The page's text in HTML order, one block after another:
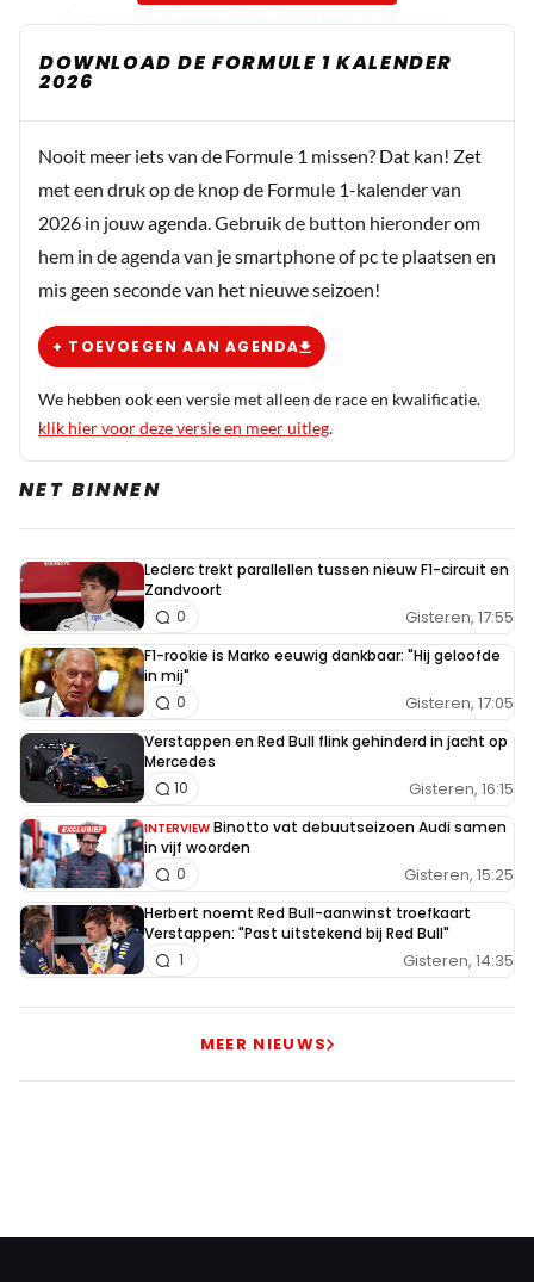
mag hij trots op zijn!
RubySander
Meepraten? Dat kan! Je hoeft je alleen maar aan te
melden met een RN365-account.
INLOGGEN AANMELDEN
DOWNLOAD DE FORMULE 1 KALENDER
2026
Nooit meer iets van de Formule 1 missen? Dat kan! Zet
met een druk op de knop de Formule 1-kalender van
2026 in jouw agenda. Gebruik de button hieronder om
hem in de agenda van je smartphone of pc te plaatsen en
mis geen seconde van het nieuwe seizoen!
+ TOEVOEGEN AAN AGENDA
We hebben ook een versie met alleen de race en kwalificatie.
klik hier voor deze versie en meer uitleg.
NET BINNEN
Leclerc trekt parallellen tussen nieuw F1-circuit en
Zandvoort
Gisteren, 17:55
0
F1-rookie is Marko eeuwig dankbaar: "Hij geloofde
in mij"
Gisteren, 17:05
0
Verstappen en Red Bull flink gehinderd in jacht op
Mercedes
Gisteren, 16:15
10
INTERVIEW Binotto vat debuutseizoen Audi samen
in vijf woorden
Gisteren, 15:25
0
Herbert noemt Red Bull-aanwinst troefkaart
Verstappen: "Past uitstekend bij Red Bull"
Gisteren, 14:35
1
MEER NIEUWS